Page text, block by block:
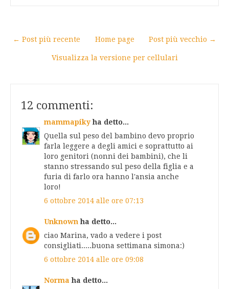
← Post più recente Post più vecchio →
Home page
Visualizza la versione per cellulari
12 commenti:
mammapikyha detto...
Quella sul peso del bambino devo proprio
farla leggere a degli amici e soprattutto ai
loro genitori (nonni dei bambini), che li
stanno stressando sul peso della figlia e a
furia di farlo ora hanno l'ansia anche
loro!
6 ottobre 2014 alle ore 07:13
Unknown ha detto...
ciao Marina, vado a vedere i post
consigliati.....buona settimana simona:)
6 ottobre 2014 alle ore 09:08
Norma ha detto...